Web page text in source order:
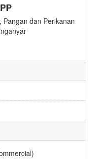
Pangan dan Perikanan